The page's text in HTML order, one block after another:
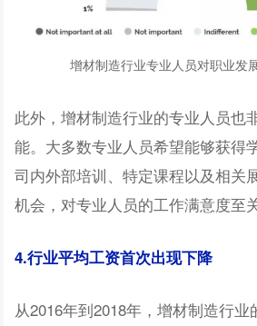
增材制造行业专业人员对职业发
此外，增材制造行业的专业人员也
能。大多数专业人员希望能够获得
司内外部培训、特定课程以及相关
机会，对专业人员的工作满意度至
4.行业平均工资首次出现下降
从2016年到2018年，增材制造行